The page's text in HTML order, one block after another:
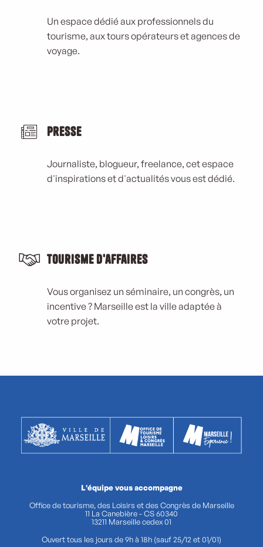
Un espace dédié aux professionnels du
tourisme, aux tours opérateurs et agences de
voyage.
Presse
Journaliste, blogueur, freelance, cet espace
d'inspirations et d'actualités vous est dédié.
Tourisme d'affaires
Vous organisez un séminaire, un congrès, un
incentive ? Marseille est la ville adaptée à
votre projet.
L'équipe vous accompagne
Office de tourisme, des Loisirs et des Congrès de Marseille
11 La Canebière - CS 60340
13211 Marseille cedex 01
Ouvert tous les jours de 9h à 18h (sauf 25/12 et 01/01)